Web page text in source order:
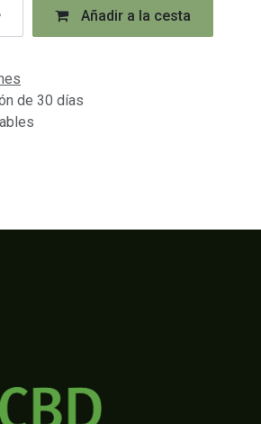
Añadir a la cesta
de 30 días